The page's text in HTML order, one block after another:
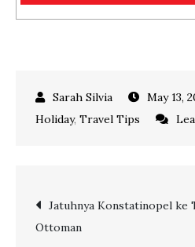
May 13,
Holiday, Travel Tips
Post
Jatuhnya Konstatinopel ke
Ottoman